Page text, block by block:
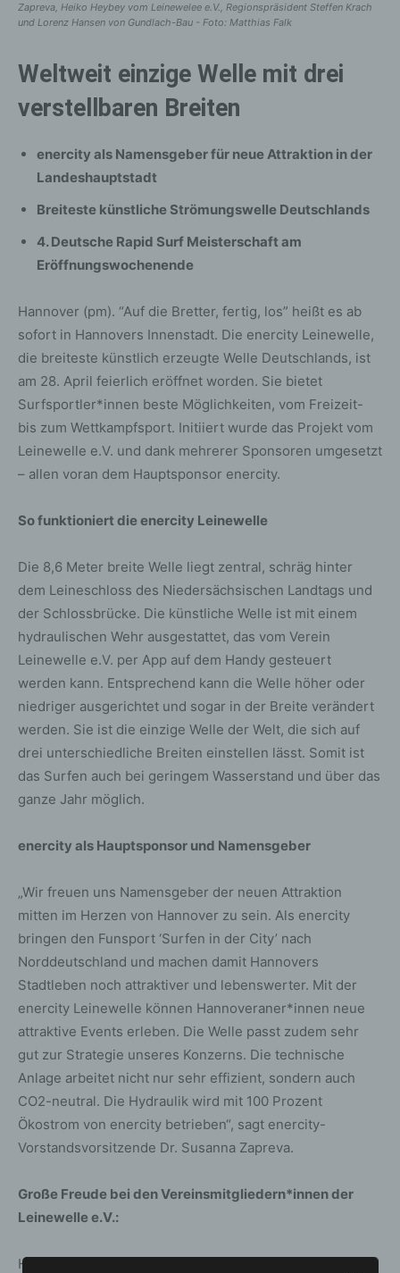
Zapreva, Heiko Heybey vom Leinewelee e.V., Regionspräsident Steffen Krach
und Lorenz Hansen von Gundlach-Bau - Foto: Matthias Falk
Weltweit einzige Welle mit drei
verstellbaren Breiten
enercity als Namensgeber für neue Attraktion in der
Landeshauptstadt
Breiteste künstliche Strömungswelle Deutschlands
4. Deutsche Rapid Surf Meisterschaft am
Eröffnungswochenende
Hannover (pm). “Auf die Bretter, fertig, los” heißt es ab
sofort in Hannovers Innenstadt. Die enercity Leinewelle,
die breiteste künstlich erzeugte Welle Deutschlands, ist
am 28. April feierlich eröffnet worden. Sie bietet
Surfsportler*innen beste Möglichkeiten, vom Freizeit-
bis zum Wettkampfsport. Initiiert wurde das Projekt vom
Leinewelle e.V. und dank mehrerer Sponsoren umgesetzt
– allen voran dem Hauptsponsor enercity.
So funktioniert die enercity Leinewelle
Die 8,6 Meter breite Welle liegt zentral, schräg hinter
dem Leineschloss des Niedersächsischen Landtags und
der Schlossbrücke. Die künstliche Welle ist mit einem
hydraulischen Wehr ausgestattet, das vom Verein
Leinewelle e.V. per App auf dem Handy gesteuert
werden kann. Entsprechend kann die Welle höher oder
niedriger ausgerichtet und sogar in der Breite verändert
werden. Sie ist die einzige Welle der Welt, die sich auf
drei unterschiedliche Breiten einstellen lässt. Somit ist
das Surfen auch bei geringem Wasserstand und über das
ganze Jahr möglich.
enercity als Hauptsponsor und Namensgeber
„Wir freuen uns Namensgeber der neuen Attraktion
mitten im Herzen von Hannover zu sein. Als enercity
bringen den Funsport ‘Surfen in der City’ nach
Norddeutschland und machen damit Hannovers
Stadtleben noch attraktiver und lebenswerter. Mit der
enercity Leinewelle können Hannoveraner*innen neue
attraktive Events erleben. Die Welle passt zudem sehr
gut zur Strategie unseres Konzerns. Die technische
Anlage arbeitet nicht nur sehr effizient, sondern auch
CO2-neutral. Die Hydraulik wird mit 100 Prozent
Ökostrom von enercity betrieben“, sagt enercity-
Vorstandsvorsitzende Dr. Susanna Zapreva.
Große Freude bei den Vereinsmitgliedern*innen der
Leinewelle e.V.:
Heiko Heybey, 1. Vorsitzender Leinewelle e.V. erklärt: „Es